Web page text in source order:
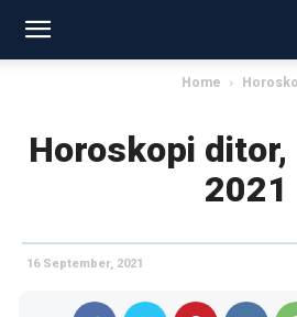
Home
Horoskopi
2021
16 September, 2021